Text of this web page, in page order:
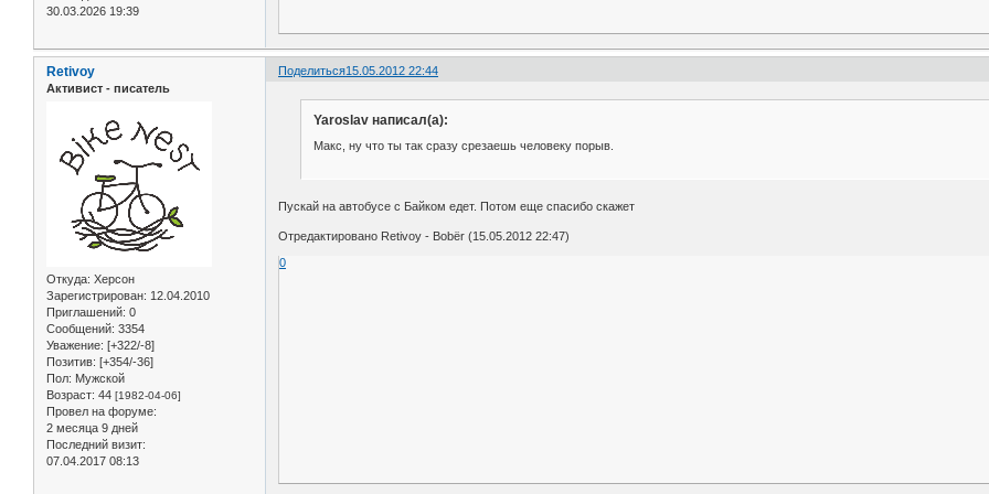
30.03.2026 19:39
Поделиться15.05.2012 22:44
Retivoy
Активист - писатель
Откуда: Херсон
Зарегистрирован: 12.04.2010
Приглашений: 0
Сообщений: 3354
Уважение: [+322/-8]
Позитив: [+354/-36]
Пол: Мужской
Возраст: 44 [1982-04-06]
Провел на форуме:
2 месяца 9 дней
Последний визит:
07.04.2017 08:13
Yaroslav написал(а):
Макс, ну что ты так сразу срезаешь человеку порыв.
Пускай на автобусе с Байком едет. Потом еще спасибо скажет
Отредактировано Retivoy - Bobёr (15.05.2012 22:47)
0